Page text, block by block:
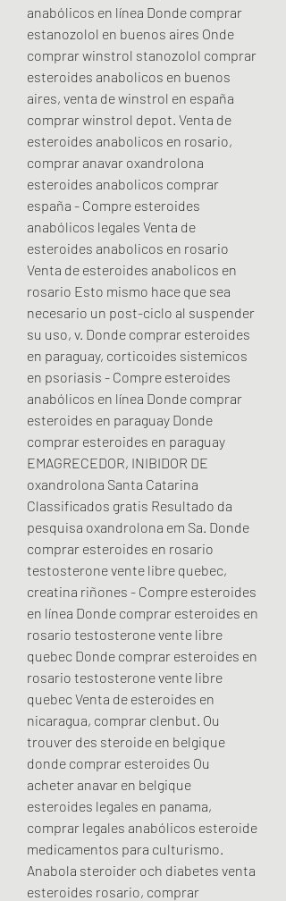
anabólicos en línea Donde comprar
estanozolol en buenos aires Onde
comprar winstrol stanozolol comprar
esteroides anabolicos en buenos
aires, venta de winstrol en españa
comprar winstrol depot. Venta de
esteroides anabolicos en rosario,
comprar anavar oxandrolona
esteroides anabolicos comprar
españa - Compre esteroides
anabólicos legales Venta de
esteroides anabolicos en rosario
Venta de esteroides anabolicos en
rosario Esto mismo hace que sea
necesario un post-ciclo al suspender
su uso, v. Donde comprar esteroides
en paraguay, corticoides sistemicos
en psoriasis - Compre esteroides
anabólicos en línea Donde comprar
esteroides en paraguay Donde
comprar esteroides en paraguay
EMAGRECEDOR, INIBIDOR DE
oxandrolona Santa Catarina
Classificados gratis Resultado da
pesquisa oxandrolona em Sa. Donde
comprar esteroides en rosario
testosterone vente libre quebec,
creatina riñones - Compre esteroides
en línea Donde comprar esteroides en
rosario testosterone vente libre
quebec Donde comprar esteroides en
rosario testosterone vente libre
quebec Venta de esteroides en
nicaragua, comprar clenbut. Ou
trouver des steroide en belgique
donde comprar esteroides Ou
acheter anavar en belgique
esteroides legales en panama,
comprar legales anabólicos esteroide
medicamentos para culturismo.
Anabola steroider och diabetes venta
esteroides rosario, comprar